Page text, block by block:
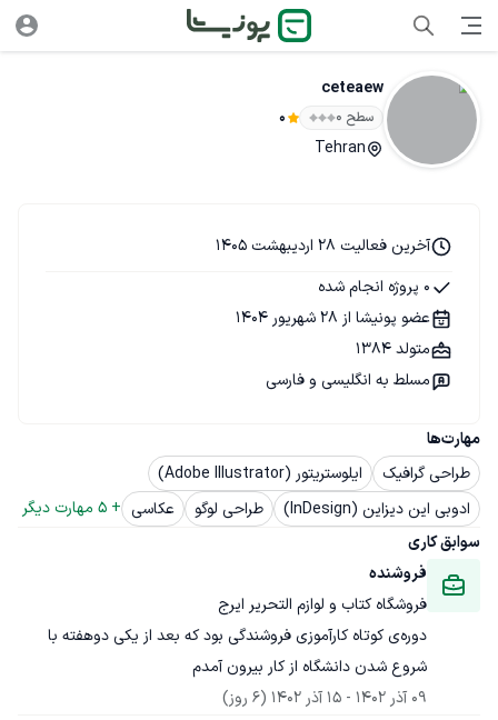
ceteaew
سطح ۰ 0
Tehran
مهارت‌ها
طراحی گرافیک
ایلوستریتور (Adobe Illustrator)
ادوبی این دیزاین (InDesign)
طراحی لوگو عکاسی +
5 مهارت دیگر
سوابق کاری
فروشنده
فروشگاه کتاب و لوازم التحریر ایرج
دوره‌ی کوتاه کارآموزی فروشندگی بود که بعد از یکی دوهفته با
شروع شدن دانشگاه از کار بیرون آمدم
09 آذر 1402
- 15 آذر 1402 (6 روز)
آخرین فعالیت 28 اردیبهشت 1405
0 پروژه انجام شده
عضو پونیشا از 28 شهریور 1404
متولد 1384
مسلط به انگلیسی و فارسی